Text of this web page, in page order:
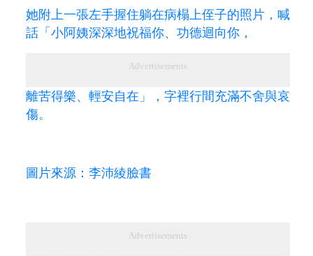
她附上一張左手握住躺在病榻上侄子的照片，喊
話「小阿姨深深地祝福你、功德迴向你，
Advertisements
離苦得樂、輕安自在」，字裡行間充滿不舍與哀
傷。
圖片來源：李沛綾臉書
Advertisements